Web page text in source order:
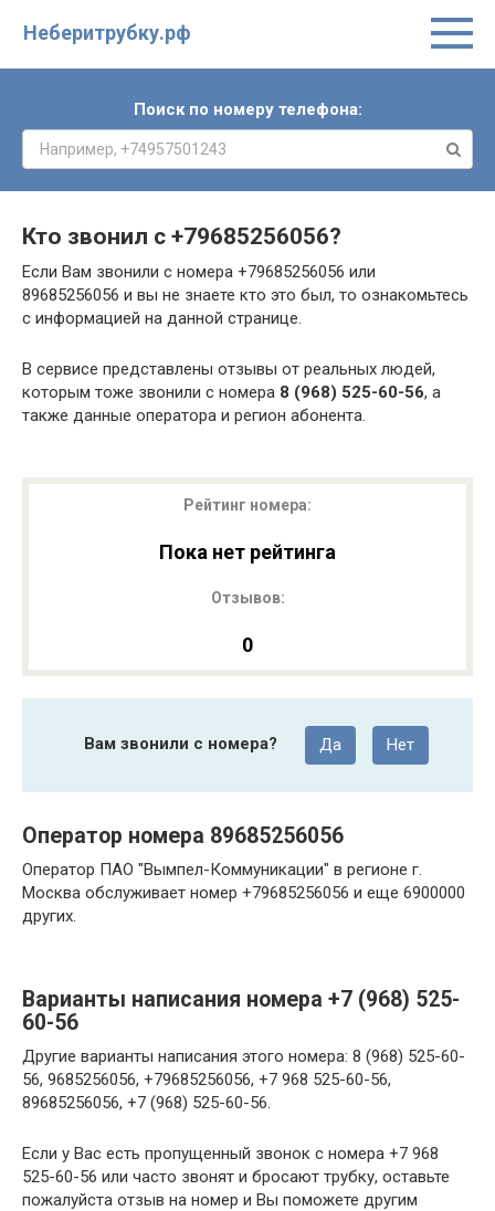
Неберитрубку.рф
Поиск по номеру телефона:
Кто звонил с +79685256056?
Если Вам звонили с номера +79685256056 или
89685256056 и вы не знаете кто это был, то ознакомьтесь
с информацией на данной странице.
В сервисе представлены отзывы от реальных людей,
которым тоже звонили с номера 8 (968) 525-60-56, а
также данные оператора и регион абонента.
Рейтинг номера:
Пока нет рейтинга
Отзывов:
0
Вам звонили с номера? Да Нет
Оператор номера 89685256056
Оператор ПАО "Вымпел-Коммуникации" в регионе г.
Москва обслуживает номер +79685256056 и еще 6900000
других.
Варианты написания номера +7 (968) 525-
60-56
Другие варианты написания этого номера: 8 (968) 525-60-
56, 9685256056, +79685256056, +7 968 525-60-56,
89685256056, +7 (968) 525-60-56.
Если у Вас есть пропущенный звонок с номера +7 968
525-60-56 или часто звонят и бросают трубку, оставьте
пожалуйста отзыв на номер и Вы поможете другим